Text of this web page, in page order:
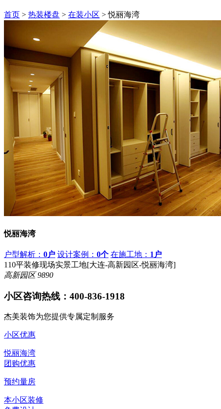
首页 > 热装楼盘 > 在装小区 > 悦丽海湾
悦丽海湾
户型解析： 0户 设计案例： 0个 在施工地： 1户
110平装修现场实景工地[大连-高新园区-悦丽海湾]
高新园区 9890
小区咨询热线： 400-836-1918
杰美装饰为您提供专属定制服务
小区优惠
悦丽海湾
团购优惠
预约量房
本小区装修